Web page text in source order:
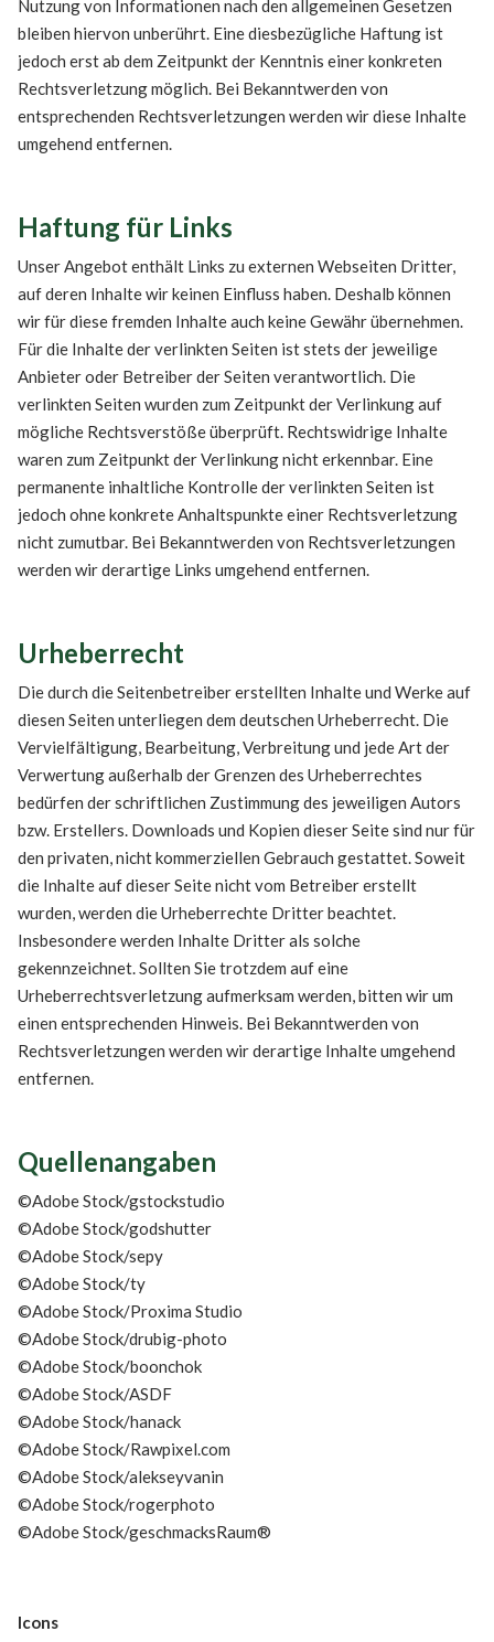
Nutzung von Informationen nach den allgemeinen Gesetzen
bleiben hiervon unberührt. Eine diesbezügliche Haftung ist
jedoch erst ab dem Zeitpunkt der Kenntnis einer konkreten
Rechtsverletzung möglich. Bei Bekanntwerden von
entsprechenden Rechtsverletzungen werden wir diese Inhalte
umgehend entfernen.
Haftung für Links
Unser Angebot enthält Links zu externen Webseiten Dritter,
auf deren Inhalte wir keinen Einfluss haben. Deshalb können
wir für diese fremden Inhalte auch keine Gewähr übernehmen.
Für die Inhalte der verlinkten Seiten ist stets der jeweilige
Anbieter oder Betreiber der Seiten verantwortlich. Die
verlinkten Seiten wurden zum Zeitpunkt der Verlinkung auf
mögliche Rechtsverstöße überprüft. Rechtswidrige Inhalte
waren zum Zeitpunkt der Verlinkung nicht erkennbar. Eine
permanente inhaltliche Kontrolle der verlinkten Seiten ist
jedoch ohne konkrete Anhaltspunkte einer Rechtsverletzung
nicht zumutbar. Bei Bekanntwerden von Rechtsverletzungen
werden wir derartige Links umgehend entfernen.
Urheberrecht
Die durch die Seitenbetreiber erstellten Inhalte und Werke auf
diesen Seiten unterliegen dem deutschen Urheberrecht. Die
Vervielfältigung, Bearbeitung, Verbreitung und jede Art der
Verwertung außerhalb der Grenzen des Urheberrechtes
bedürfen der schriftlichen Zustimmung des jeweiligen Autors
bzw. Erstellers. Downloads und Kopien dieser Seite sind nur für
den privaten, nicht kommerziellen Gebrauch gestattet. Soweit
die Inhalte auf dieser Seite nicht vom Betreiber erstellt
wurden, werden die Urheberrechte Dritter beachtet.
Insbesondere werden Inhalte Dritter als solche
gekennzeichnet. Sollten Sie trotzdem auf eine
Urheberrechtsverletzung aufmerksam werden, bitten wir um
einen entsprechenden Hinweis. Bei Bekanntwerden von
Rechtsverletzungen werden wir derartige Inhalte umgehend
entfernen.
Quellenangaben
©Adobe Stock/gstockstudio
©Adobe Stock/godshutter
©Adobe Stock/sepy
©Adobe Stock/ty
©Adobe Stock/Proxima Studio
©Adobe Stock/drubig-photo
©Adobe Stock/boonchok
©Adobe Stock/ASDF
©Adobe Stock/hanack
©Adobe Stock/Rawpixel.com
©Adobe Stock/alekseyvanin
©Adobe Stock/rogerphoto
©Adobe Stock/geschmacksRaum®
Icons